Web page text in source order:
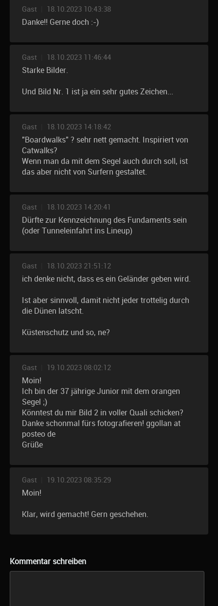
Gast 18.10.2023 10:43:38
Danke!! Gerne doch :-)
Gast 18.10.2023 11:46:44
Starke Bilder.
Und Bild Nr. 1 ist ja ein sehr gutes Zeichen...
Gast 18.10.2023 14:18:42
"Boardwalks" ? sehr nett gemacht. Inspiriert von
Catwalks?
Wenn man da mit dem Segel auch durch soll, ist
das aber nicht von Surfern gestaltet.
Gast 18.10.2023 14:20:41
Dürfte zur Kennzeichnung des Fundaments sein
(oder Tunneleinfahrt ins Lineup)
Gast 18.10.2023 21:51:12
ich denke nicht, dass es ein Geländer geben wird.
Ist aber sinnvoll, damit nicht jeder trottelig durch
die Dünen latscht.
Küstenschutz und so, ne?
Gast 19.10.2023 08:02:12
Moin!
Ich bin der 37 jährige Junior mit dem orangen
Segel ;)
Könntest du mir Bild 2 in voller Quali schicken?
Danke schonmal fürs fotografieren! ggollan at
posteo de
Grüße
Gast 19.10.2023 08:35:29
Moin!
Klar, wird gemacht! Gern geschehen.
Kommentar schreiben